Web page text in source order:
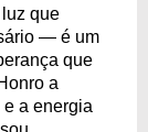
que
— é um
que
a
a energia